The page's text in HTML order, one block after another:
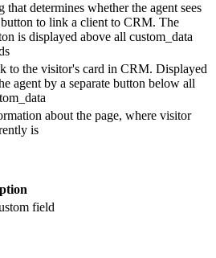
that determines whether the agent sees
to link a client to CRM. The
is displayed above all custom_data
to the visitor's card in CRM. Displayed
agent by a separate button below all
about the page, where visitor
is
field